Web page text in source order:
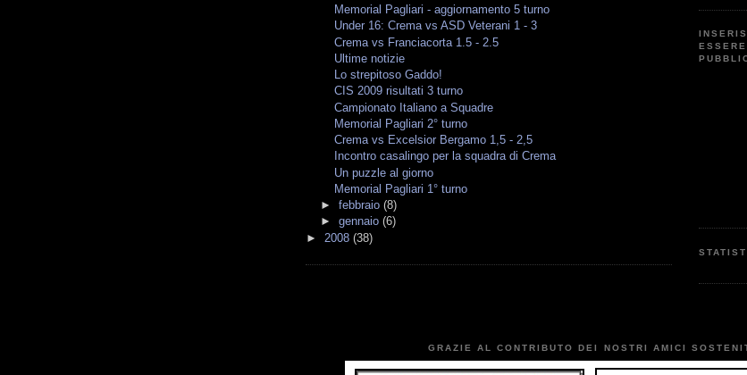
Memorial Pagliari - aggiornamento 5 turno
Under 16: Crema vs ASD Veterani 1 - 3
Crema vs Franciacorta 1.5 - 2.5
Ultime notizie
Lo strepitoso Gaddo!
CIS 2009 risultati 3 turno
Campionato Italiano a Squadre
Memorial Pagliari 2° turno
Crema vs Excelsior Bergamo 1,5 - 2,5
Incontro casalingo per la squadra di Crema
Un puzzle al giorno
Memorial Pagliari 1° turno
► febbraio (8)
► gennaio (6)
► 2008 (38)
GRAZIE AL CONTRIBUTO DEI NOSTRI AMICI